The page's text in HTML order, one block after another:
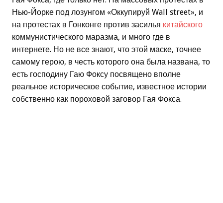
Нью-Йорке под лозунгом «Оккупируй Wall street», и
на протестах в Гонконге против засилья китайского
коммунистического маразма, и много где в
интернете. Но не все знают, что этой маске, точнее
самому герою, в честь которого она была названа, то
есть господину Гаю Фоксу посвящено вполне
реальное историческое событие, известное истории
собственно как пороховой заговор Гая Фокса.